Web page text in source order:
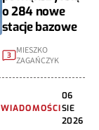
o 284 nowe
stacje bazowe
3 MIESZKO
ZAGAŃCZYK
WIADOMOŚCI
06
SIE
2026